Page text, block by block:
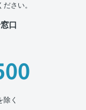
さい。
口
く